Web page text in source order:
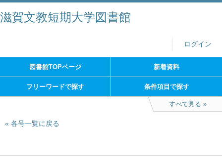
滋賀文教短期大学図書館
ログイン
図書館TOPページ 新着資料
フリーワードで探す 条件項目で探す
すべて見る
各号一覧に戻る